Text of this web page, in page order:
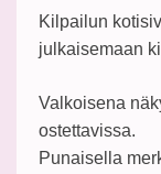
Kilpailun
julkaisemaan
Valkoisena
ostettavissa.
Punaisella